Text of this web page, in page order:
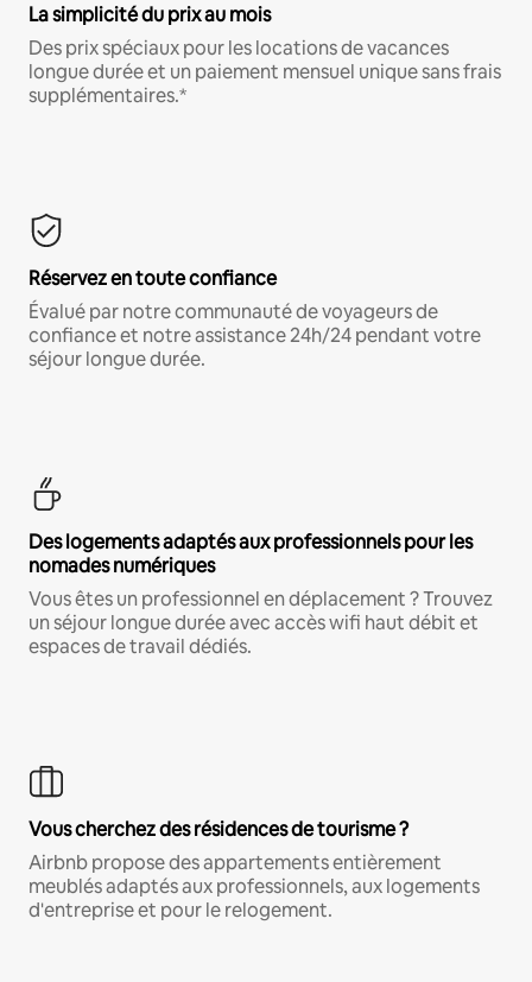
La simplicité du prix au mois
Des prix spéciaux pour les locations de vacances
longue durée et un paiement mensuel unique sans frais
supplémentaires.*
Réservez en toute confiance
Évalué par notre communauté de voyageurs de
confiance et notre assistance 24h/24 pendant votre
séjour longue durée.
Des logements adaptés aux professionnels pour les
nomades numériques
Vous êtes un professionnel en déplacement ? Trouvez
un séjour longue durée avec accès wifi haut débit et
espaces de travail dédiés.
Vous cherchez des résidences de tourisme ?
Airbnb propose des appartements entièrement
meublés adaptés aux professionnels, aux logements
d'entreprise et pour le relogement.